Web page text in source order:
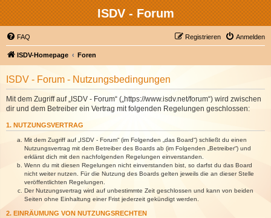
ISDV - Forum
FAQ Anmelden
Registrieren
ISDV-Homepage Foren
ISDV - Forum - Nutzungsbedingungen
Mit dem Zugriff auf „ISDV - Forum“ („https://www.isdv.net/forum“) wird zwischen
dir und dem Betreiber ein Vertrag mit folgenden Regelungen geschlossen:
1. NUTZUNGSVERTRAG
Mit dem Zugriff auf „ISDV - Forum“ (im Folgenden „das Board“) schließt du einen
Nutzungsvertrag mit dem Betreiber des Boards ab (im Folgenden „Betreiber“) und
erklärst dich mit den nachfolgenden Regelungen einverstanden.
Wenn du mit diesen Regelungen nicht einverstanden bist, so darfst du das Board
nicht weiter nutzen. Für die Nutzung des Boards gelten jeweils die an dieser Stelle
veröffentlichten Regelungen.
Der Nutzungsvertrag wird auf unbestimmte Zeit geschlossen und kann von beiden
Seiten ohne Einhaltung einer Frist jederzeit gekündigt werden.
2. EINRÄUMUNG VON NUTZUNGSRECHTEN